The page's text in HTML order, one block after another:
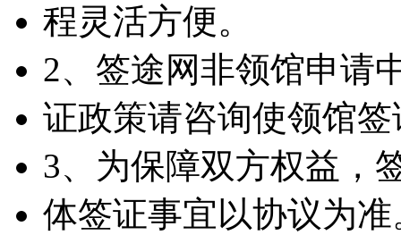
程灵活方便。
2、签途网非领馆申请
证政策请咨询使领馆
3、为保障双方权益，
体签证事宜以协议为